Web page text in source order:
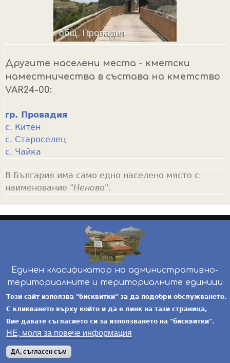
Другите населени места - кметски
наместничества в състава на кметство
VAR24-00:
гр. Провадия
с. Китен
с. Староселец
с. Чайка
В България има само едно населено място с
наименование "Неново".
Единен класификатор на административно-
териториалните и териториалните единици
инж. Бойчо Добрев-ekatte.com-условия за
ползване
Този сайт използва "бисквитки" за да подобри обслужването.
С кликването върху който и да е линк на тази страница,
Вие давате съгласието си за използването на "бисквитки".
НЕ, моля за повече информация
ДА, съгласен съм